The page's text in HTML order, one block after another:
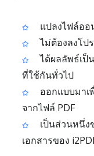
แปลงไฟล์อ
ไม่ต้องลงโป
ได้ผลลัพธ์เป็
ที่ใช้กันทั่วไป
ออกแบบมา
จากไฟล์ PDF
เป็นส่วนหนึ่ง
เอกสารของ